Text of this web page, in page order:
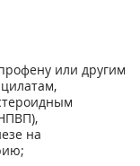
или другим
на